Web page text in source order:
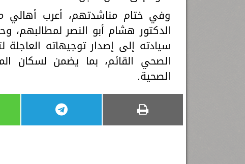
وفي ختام مناشدتهم، أعرب أهالي
الدكتور هشام أبو النصر لمطالبهم،
سيادته إلى إصدار توجيهاته
الصحي القائم، بما يضمن لسكان
الصحية.